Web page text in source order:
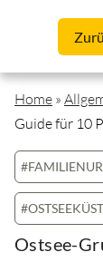
Home »
Guide für 10
Ostsee-